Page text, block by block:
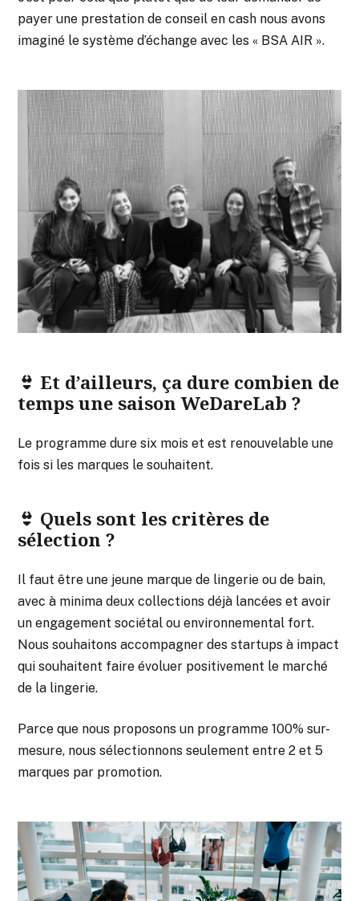
payer une prestation de conseil en cash nous avons
imaginé le système d’échange avec les « BSA AIR ».
👙 Et d’ailleurs, ça dure combien de
temps une saison WeDareLab ?
Le programme dure six mois et est renouvelable une
fois si les marques le souhaitent.
👙 Quels sont les critères de
sélection ?
Il faut être une jeune marque de lingerie ou de bain,
avec à minima deux collections déjà lancées et avoir
un engagement sociétal ou environnemental fort.
Nous souhaitons accompagner des startups à impact
qui souhaitent faire évoluer positivement le marché
de la lingerie.
Parce que nous proposons un programme 100% sur-
mesure, nous sélectionnons seulement entre 2 et 5
marques par promotion.